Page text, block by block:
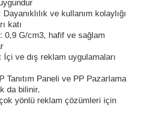
ve kullanım kolaylığı
katı
0,9 G/cm3, hafif ve sağlam
İçi ve dış reklam uygulamaları
Tanıtım Paneli ve PP Pazarlama
da bilinir.
yönlü reklam çözümleri için